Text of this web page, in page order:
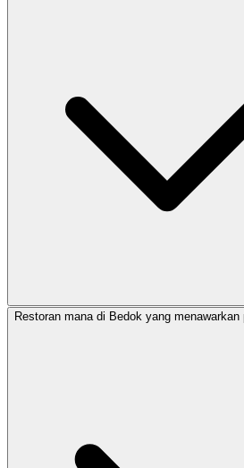
Restoran mana di Bedok yang